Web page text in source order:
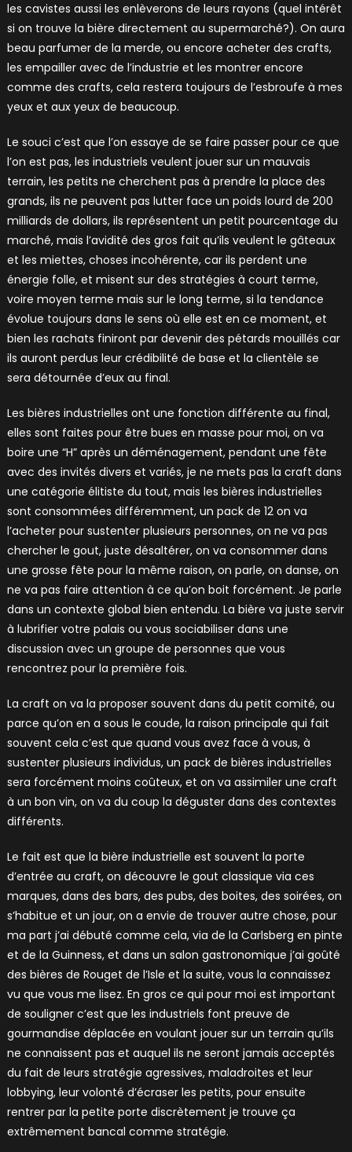
les cavistes aussi les enlèverons de leurs rayons (quel intérêt
si on trouve la bière directement au supermarché?). On aura
beau parfumer de la merde, ou encore acheter des crafts,
les empailler avec de l’industrie et les montrer encore
comme des crafts, cela restera toujours de l’esbroufe à mes
yeux et aux yeux de beaucoup.
Le souci c’est que l’on essaye de se faire passer pour ce que
l’on est pas, les industriels veulent jouer sur un mauvais
terrain, les petits ne cherchent pas à prendre la place des
grands, ils ne peuvent pas lutter face un poids lourd de 200
milliards de dollars, ils représentent un petit pourcentage du
marché, mais l’avidité des gros fait qu’ils veulent le gâteaux
et les miettes, choses incohérente, car ils perdent une
énergie folle, et misent sur des stratégies à court terme,
voire moyen terme mais sur le long terme, si la tendance
évolue toujours dans le sens où elle est en ce moment, et
bien les rachats finiront par devenir des pétards mouillés car
ils auront perdus leur crédibilité de base et la clientèle se
sera détournée d’eux au final.
Les bières industrielles ont une fonction différente au final,
elles sont faites pour être bues en masse pour moi, on va
boire une “H” après un déménagement, pendant une fête
avec des invités divers et variés, je ne mets pas la craft dans
une catégorie élitiste du tout, mais les bières industrielles
sont consommées différemment, un pack de 12 on va
l’acheter pour sustenter plusieurs personnes, on ne va pas
chercher le gout, juste désaltérer, on va consommer dans
une grosse fête pour la même raison, on parle, on danse, on
ne va pas faire attention à ce qu’on boit forcément. Je parle
dans un contexte global bien entendu. La bière va juste servir
à lubrifier votre palais ou vous sociabiliser dans une
discussion avec un groupe de personnes que vous
rencontrez pour la première fois.
La craft on va la proposer souvent dans du petit comité, ou
parce qu’on en a sous le coude, la raison principale qui fait
souvent cela c’est que quand vous avez face à vous, à
sustenter plusieurs individus, un pack de bières industrielles
sera forcément moins coûteux, et on va assimiler une craft
à un bon vin, on va du coup la déguster dans des contextes
différents.
Le fait est que la bière industrielle est souvent la porte
d’entrée au craft, on découvre le gout classique via ces
marques, dans des bars, des pubs, des boites, des soirées, on
s’habitue et un jour, on a envie de trouver autre chose, pour
ma part j’ai débuté comme cela, via de la Carlsberg en pinte
et de la Guinness, et dans un salon gastronomique j’ai goûté
des bières de Rouget de l’Isle et la suite, vous la connaissez
vu que vous me lisez. En gros ce qui pour moi est important
de souligner c’est que les industriels font preuve de
gourmandise déplacée en voulant jouer sur un terrain qu’ils
ne connaissent pas et auquel ils ne seront jamais acceptés
du fait de leurs stratégie agressives, maladroites et leur
lobbying, leur volonté d’écraser les petits, pour ensuite
rentrer par la petite porte discrètement je trouve ça
extrêmement bancal comme stratégie.